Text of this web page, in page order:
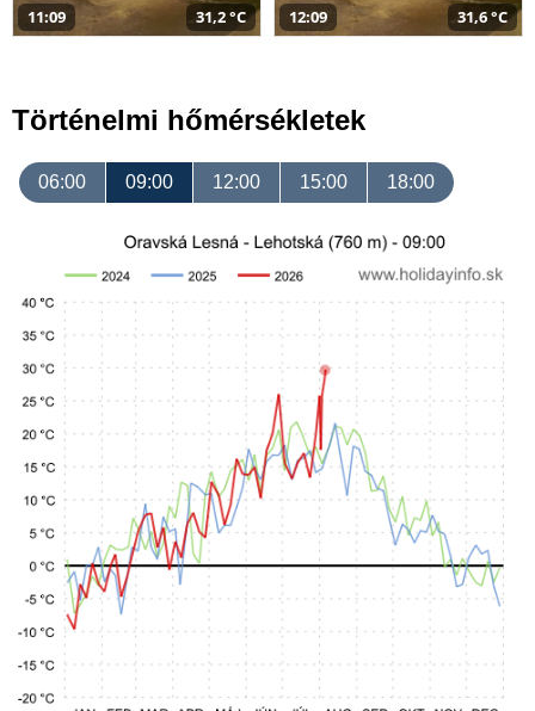
11:09 31,2 °C 12:09 31,6 °C
Történelmi hőmérsékletek
06:00 09:00 12:00 15:00 18:00